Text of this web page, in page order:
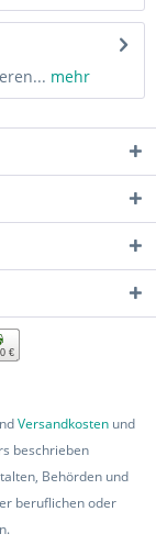
mehr
€
Versandkostenund
beschrieben
Behörden und
beruflichen oder